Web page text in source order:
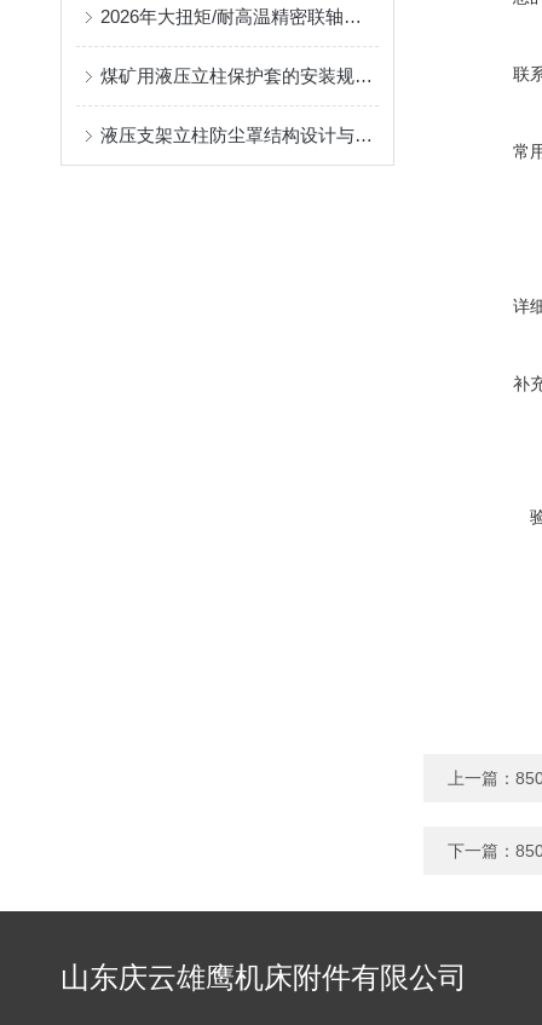
2026年大扭矩/耐高温精密联轴器定制找哪家？能实现精准定制的优质厂家盘点
煤矿用液压立柱保护套的安装规范与使用寿命提升方案
液压支架立柱防尘罩结构设计与密封防护原理
联
常
详
补
上一篇：
下一篇：
山东庆云雄鹰机床附件有限公司